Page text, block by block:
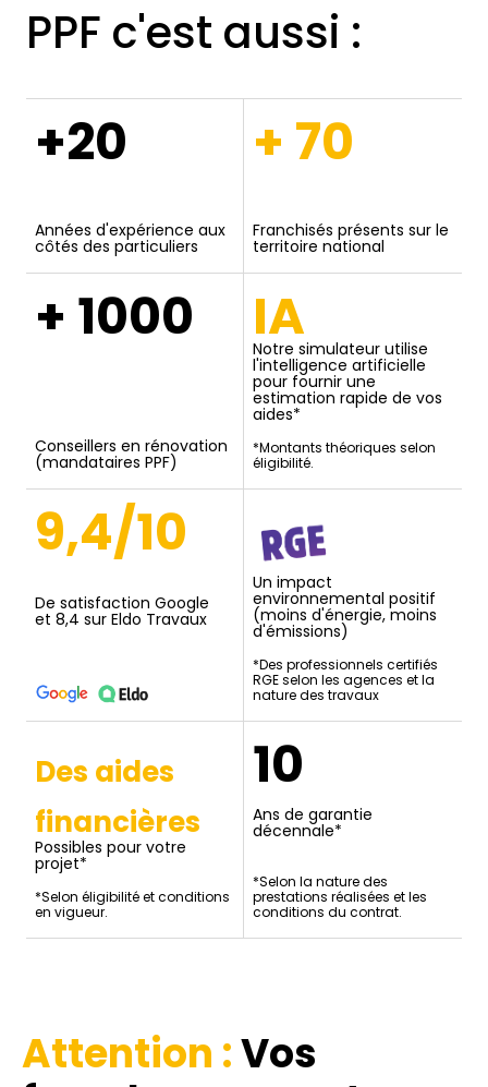
PPF c'est aussi :
+20
Années d'expérience aux
côtés des particuliers
+ 70
Franchisés présents sur le
territoire national
+ 1000
Conseillers en rénovation
(mandataires PPF)
IA
Notre simulateur utilise
l'intelligence artificielle
pour fournir une
estimation rapide de vos
aides*
*Montants théoriques selon
éligibilité.
9,4/10
De satisfaction Google
et 8,4 sur Eldo Travaux
Un impact
environnemental positif
(moins d'énergie, moins
d'émissions)
*Des professionnels certifiés
RGE selon les agences et la
nature des travaux
Des aides
financières
Possibles pour votre
projet*
*Selon éligibilité et conditions
en vigueur.
10
Ans de garantie
décennale*
*Selon la nature des
prestations réalisées et les
conditions du contrat.
Attention :Vos